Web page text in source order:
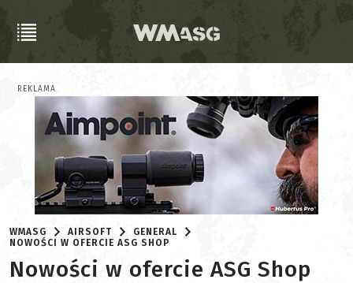
REKLAMA
WMASG AIRSOFT
GENERAL
NOWOŚCI W OFERCIE ASG SHOP
Nowości w ofercie ASG Shop